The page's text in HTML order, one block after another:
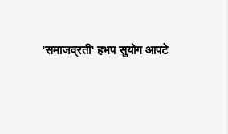
'समाजव्रती' हभप सुयोग आपटे